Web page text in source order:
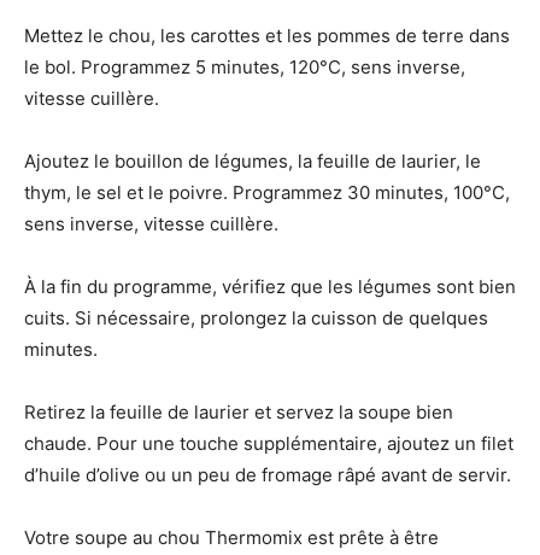
Mettez le chou, les carottes et les pommes de terre dans
le bol. Programmez 5 minutes, 120°C, sens inverse,
vitesse cuillère.
Ajoutez le bouillon de légumes, la feuille de laurier, le
thym, le sel et le poivre. Programmez 30 minutes, 100°C,
sens inverse, vitesse cuillère.
À la fin du programme, vérifiez que les légumes sont bien
cuits. Si nécessaire, prolongez la cuisson de quelques
minutes.
Retirez la feuille de laurier et servez la soupe bien
chaude. Pour une touche supplémentaire, ajoutez un filet
d’huile d’olive ou un peu de fromage râpé avant de servir.
Votre soupe au chou Thermomix est prête à être